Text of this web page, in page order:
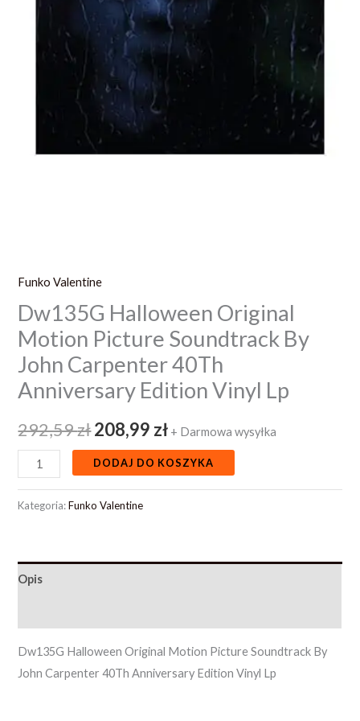
Funko Valentine
Dw135G Halloween Original
Motion Picture Soundtrack By
John Carpenter 40Th
Anniversary Edition Vinyl Lp
292,59zł208,99 zł + Darmowa wysyłka
DODAJ DO KOSZYKA
Kategoria:Funko Valentine
Opis
Dw135G Halloween Original Motion Picture Soundtrack By
John Carpenter 40Th Anniversary Edition Vinyl Lp